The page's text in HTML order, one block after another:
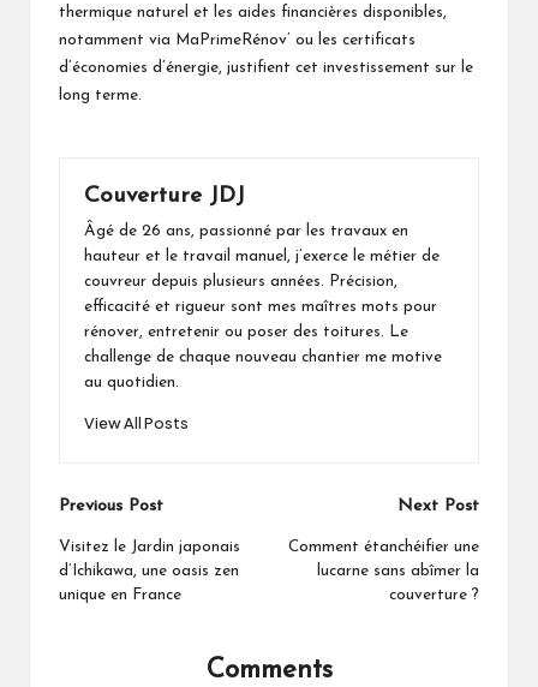
thermique naturel et les aides financières disponibles,
notamment via MaPrimeRénov’ ou les certificats
d’économies d’énergie, justifient cet investissement sur le
long terme.
Couverture JDJ
Âgé de 26 ans, passionné par les travaux en
hauteur et le travail manuel, j’exerce le métier de
couvreur depuis plusieurs années. Précision,
efficacité et rigueur sont mes maîtres mots pour
rénover, entretenir ou poser des toitures. Le
challenge de chaque nouveau chantier me motive
au quotidien.
View All Posts
Post
navigation
Previous Post
Visitez le Jardin japonais
d’Ichikawa, une oasis zen
unique en France
Next Post
Comment étanchéifier une
lucarne sans abîmer la
couverture ?
Comments